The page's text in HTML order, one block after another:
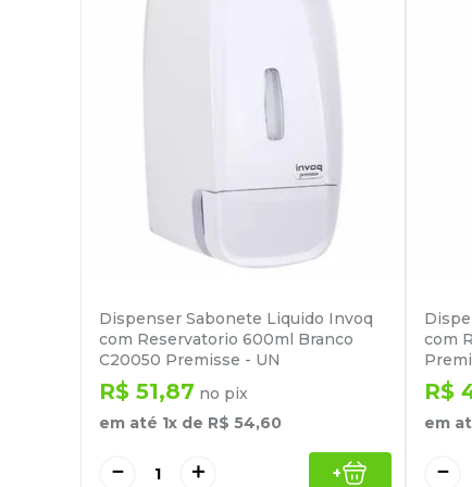
Dispenser Sabonete Liquido Invoq
com Reservatorio 600ml Branco
C20050 Premisse - UN
R$ 51,87 no pix
em até 1x de R$ 54,60
＋
－ +
com
R$
em
－